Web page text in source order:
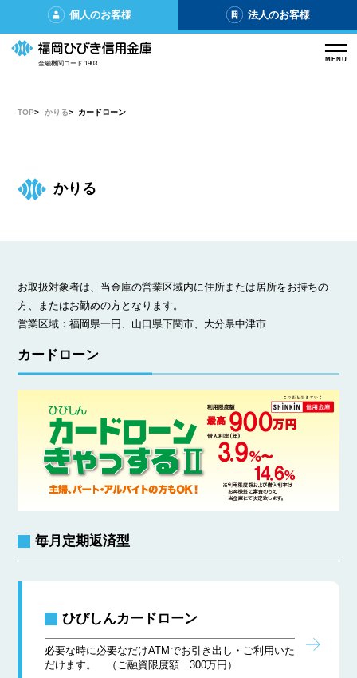
金融機関コード 1903
MENU
個人のお客様 法人のお客様
TOP かりる カードローン
かりる
お取扱対象者は、当金庫の営業区域内に住所または居所をお持ちの
方、またはお勤めの方となります。
営業区域：福岡県一円、山口県下関市、大分県中津市
カードローン
毎月定期返済型
ひびしんカードローン
必要な時に必要なだけATMでお引き出し・ご利用いた
だけます。 （ご融資限度額 300万円）